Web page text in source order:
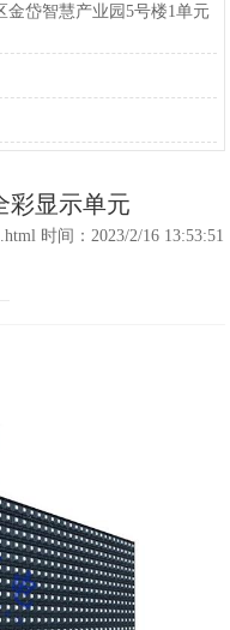
金岱智慧产业园5号楼1单元
彩显示单元
时间：2023/2/16 13:53:51